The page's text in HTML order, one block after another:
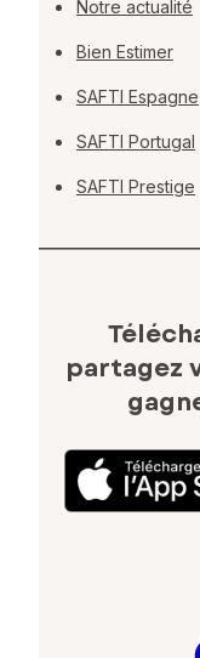
Notre actualité
Bien Estimer
SAFTI Espagne
SAFTI Portugal
SAFTI Prestige
partagez